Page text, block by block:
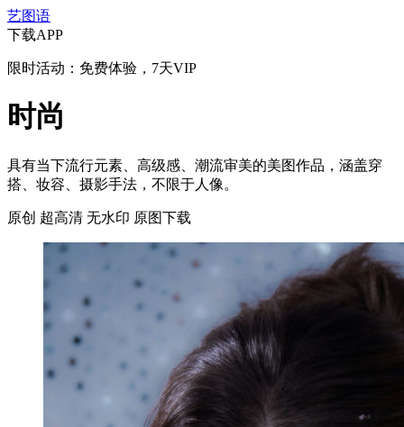
艺图语
下载APP
限时活动：免费体验，7天VIP
时尚
具有当下流行元素、高级感、潮流审美的美图作品，涵盖穿
搭、妆容、摄影手法，不限于人像。
原创 超高清 无水印 原图下载